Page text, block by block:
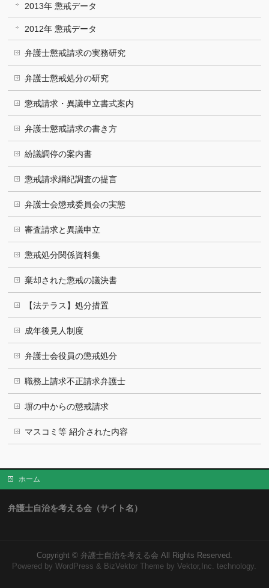
2013年 懲戒データ
2012年 懲戒データ
弁護士懲戒請求の実務研究
弁護士懲戒処分の研究
懲戒請求・異議申立書式案内
弁護士懲戒請求の書き方
紛議調停の案内書
懲戒請求綱紀調査の提言
弁護士会懲戒委員会の実態
審査請求と異議申立
懲戒処分関係資料集
棄却された懲戒の議決書
【法テラス】処分措置
成年後見人制度
弁護士会役員の懲戒処分
職務上請求不正請求弁護士
塀の中からの懲戒請求
マスコミ等 紹介された内容
ホーム
弁護士自治を考える会（サイト名）
Copyright © 弁護士自治を考える会 All Rights Reserved.
Powered byWordPress & BizVektor Theme by Vektor,Inc. technology.